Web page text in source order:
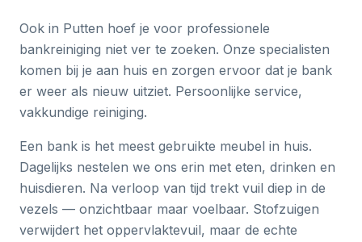
Ook in Putten hoef je voor professionele
bankreiniging niet ver te zoeken. Onze specialisten
komen bij je aan huis en zorgen ervoor dat je bank
er weer als nieuw uitziet. Persoonlijke service,
vakkundige reiniging.
Een bank is het meest gebruikte meubel in huis.
Dagelijks nestelen we ons erin met eten, drinken en
huisdieren. Na verloop van tijd trekt vuil diep in de
vezels — onzichtbaar maar voelbaar. Stofzuigen
verwijdert het oppervlaktevuil, maar de echte